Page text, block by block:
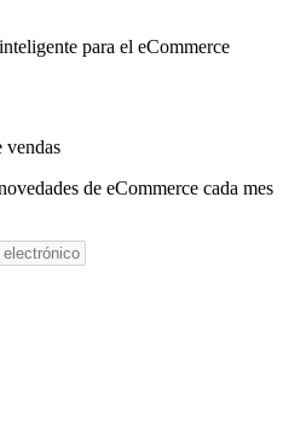
para el eCommerce
vendas
de eCommerce cada mes